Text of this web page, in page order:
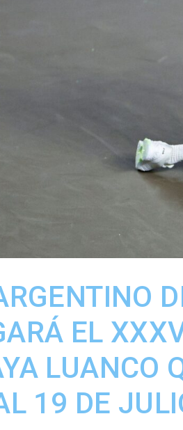
EL
LUANCO
19 DE